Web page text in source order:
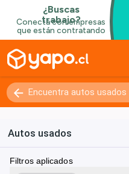
Autos usados
Filtros aplicados